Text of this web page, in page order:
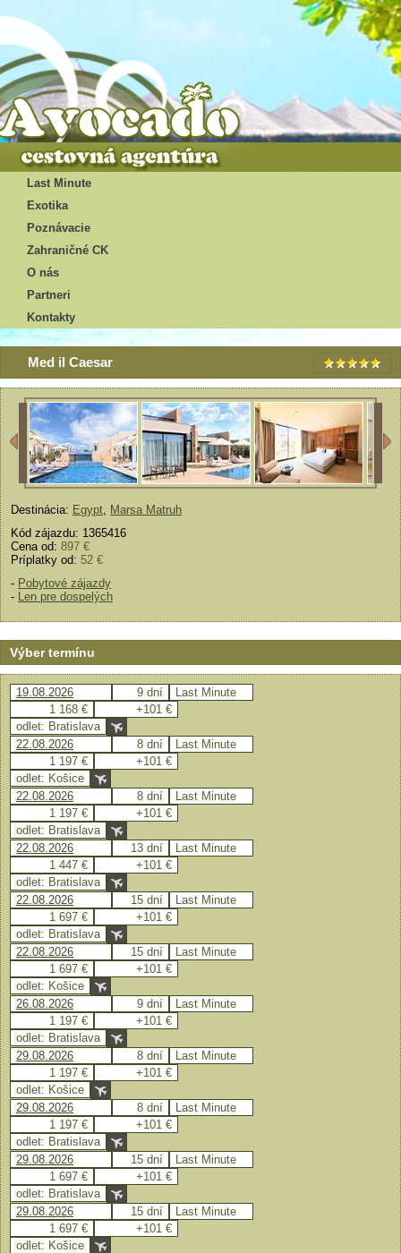
Last Minute
Exotika
Poznávacie
Zahraničné CK
O nás
Partneri
Kontakty
Med il Caesar
Destinácia: Egypt, Marsa Matruh
Kód zájazdu: 1365416
Cena od: 897 €
Príplatky od: 52 €
- Pobytové zájazdy
- Len pre dospelých
Výber termínu
19.08.2026 9 dní
Last Minute
1 168 €
+101 €
odlet: Bratislava
22.08.2026
8 dní
Last Minute
1 197 €
+101 €
odlet: Košice
22.08.2026
8 dní
Last Minute
1 197 €
+101 €
odlet: Bratislava
22.08.2026
13 dní
Last Minute
1 447 €
+101 €
odlet: Bratislava
22.08.2026
15 dní
Last Minute
1 697 €
+101 €
odlet: Bratislava
22.08.2026
15 dní
Last Minute
1 697 €
+101 €
odlet: Košice
26.08.2026
9 dní
Last Minute
1 197 €
+101 €
odlet: Bratislava
29.08.2026
8 dní
Last Minute
1 197 €
+101 €
odlet: Košice
29.08.2026
8 dní
Last Minute
1 197 €
+101 €
odlet: Bratislava
29.08.2026
15 dní
Last Minute
1 697 €
+101 €
odlet: Bratislava
29.08.2026
15 dní
Last Minute
1 697 €
+101 €
odlet: Košice